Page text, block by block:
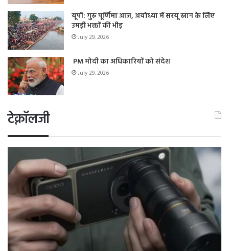
यूपी: गुरु पूर्णिमा आज, अयोध्या में सरयू स्नान के लिए
उमड़ी भक्तों की भीड़
July 29, 2026
PM मोदी का अधिकारियों को संदेश
July 29, 2026
टेक्नॉलजी